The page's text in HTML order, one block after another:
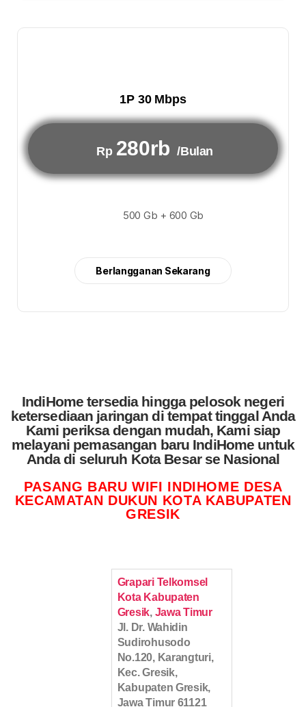
1P 30 Mbps
Rp 280rb /Bulan
500 Gb + 600 Gb
Berlangganan Sekarang
IndiHome tersedia hingga pelosok negeri
ketersediaan jaringan di tempat tinggal Anda
Kami periksa dengan mudah, Kami siap
melayani pemasangan baru IndiHome untuk
Anda di seluruh Kota Besar se Nasional
PASANG BARU WIFI INDIHOME DESA
KECAMATAN DUKUN KOTA KABUPATEN
GRESIK
Grapari Telkomsel
Kota Kabupaten
Gresik, Jawa Timur
Jl. Dr. Wahidin
Sudirohusodo
No.120, Karangturi,
Kec. Gresik,
Kabupaten Gresik,
Jawa Timur 61121